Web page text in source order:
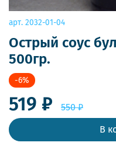
арт. 2032-01-04
Острый соус
500гр.
-6%
519 ₽
550 ₽
В